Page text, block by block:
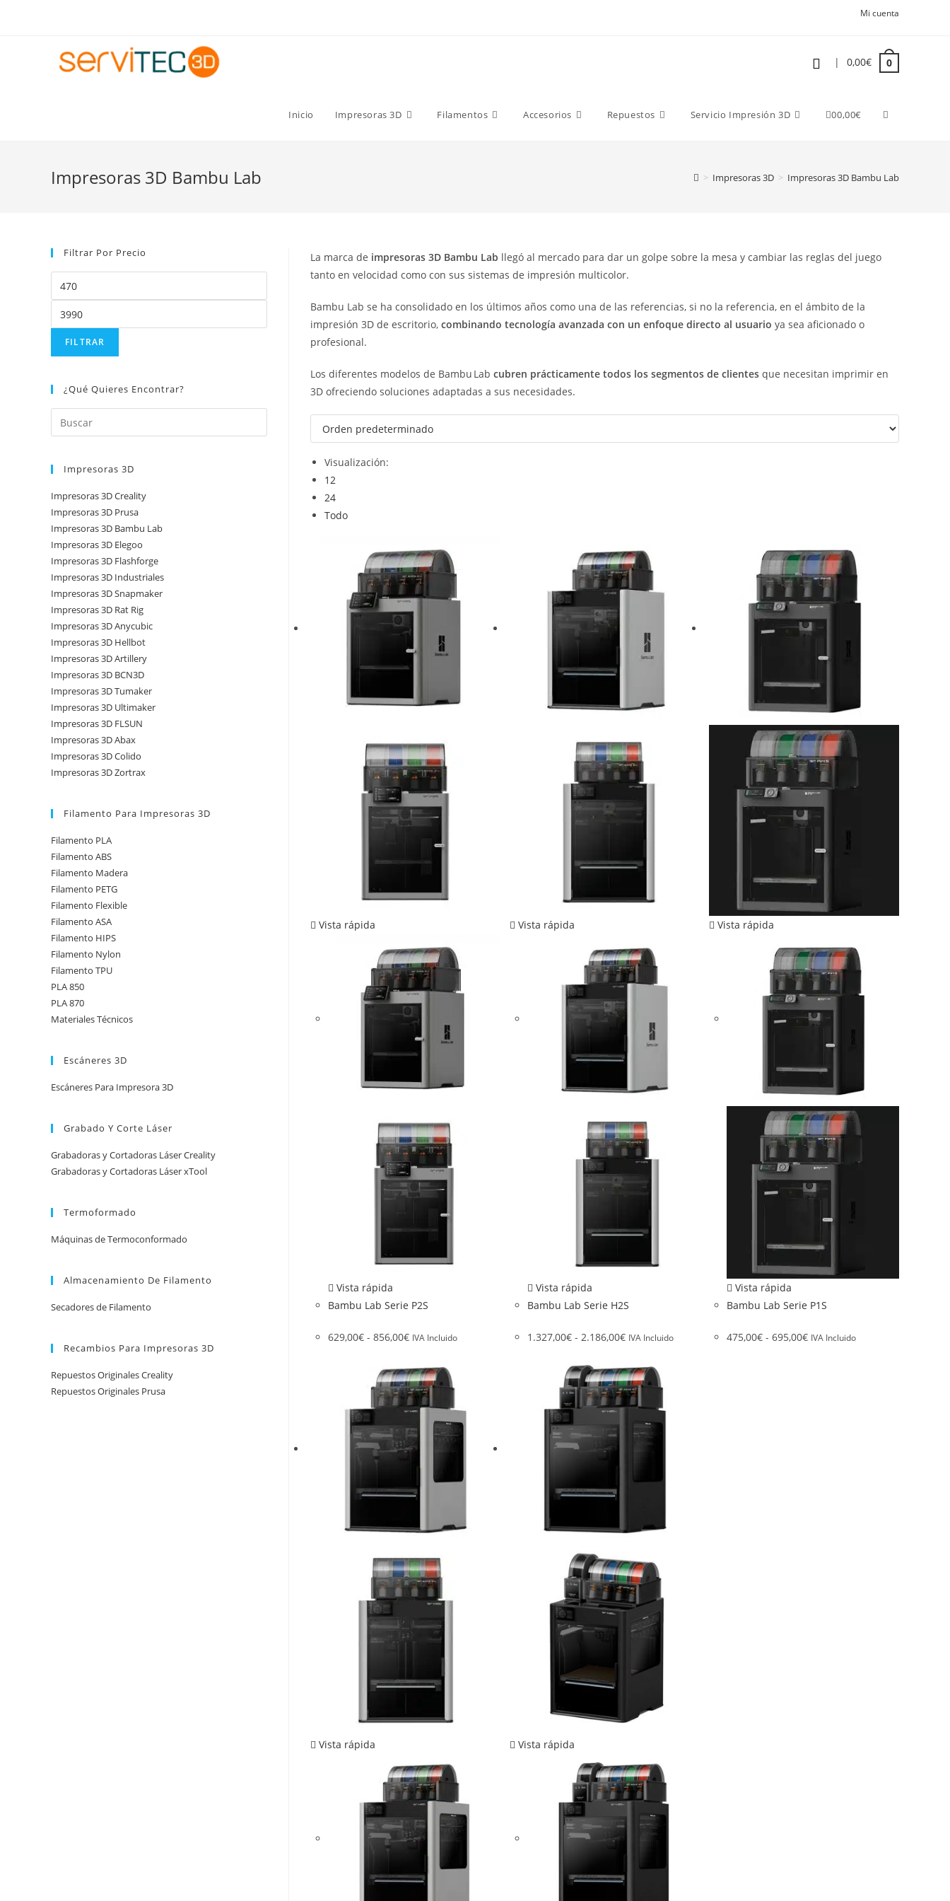
Mi cuenta
| 0,00€ 0
Inicio Impresoras 3D Filamentos Accesorios Repuestos Servicio Impresión 3D 00,00€
Impresoras 3D Bambu Lab > Impresoras 3D > Impresoras 3D Bambu Lab
La marca de impresoras 3D Bambu Lab llegó al mercado para dar un golpe sobre la mesa y cambiar las reglas del juego
tanto en velocidad como con sus sistemas de impresión multicolor.
Bambu Lab se ha consolidado en los últimos años como una de las referencias, si no la referencia, en el ámbito de la
impresión 3D de escritorio, combinando tecnología avanzada con un enfoque directo al usuario ya sea aficionado o
profesional.
Los diferentes modelos de Bambu Lab cubren prácticamente todos los segmentos de clientes que necesitan imprimir en
3D ofreciendo soluciones adaptadas a sus necesidades.
Visualización:
12
24
Todo
Vista rápida
Vista rápida
Bambu Lab Serie P2S
629,00€ - 856,00€ IVA Incluido
Vista rápida
Vista rápida
Bambu Lab Serie H2S
1.327,00€ - 2.186,00€ IVA Incluido
Vista rápida
Vista rápida
Bambu Lab Serie P1S
475,00€ - 695,00€ IVA Incluido
Vista rápida Vista rápida
Filtrar Por Precio
FILTRAR
¿Qué Quieres Encontrar?
Impresoras 3D
Impresoras 3D Creality
Impresoras 3D Prusa
Impresoras 3D Bambu Lab
Impresoras 3D Elegoo
Impresoras 3D Flashforge
Impresoras 3D Industriales
Impresoras 3D Snapmaker
Impresoras 3D Rat Rig
Impresoras 3D Anycubic
Impresoras 3D Hellbot
Impresoras 3D Artillery
Impresoras 3D BCN3D
Impresoras 3D Tumaker
Impresoras 3D Ultimaker
Impresoras 3D FLSUN
Impresoras 3D Abax
Impresoras 3D Colido
Impresoras 3D Zortrax
Filamento Para Impresoras 3D
Filamento PLA
Filamento ABS
Filamento Madera
Filamento PETG
Filamento Flexible
Filamento ASA
Filamento HIPS
Filamento Nylon
Filamento TPU
PLA 850
PLA 870
Materiales Técnicos
Escáneres 3D
Escáneres Para Impresora 3D
Grabado Y Corte Láser
Grabadoras y Cortadoras Láser Creality
Grabadoras y Cortadoras Láser xTool
Termoformado
Máquinas de Termoconformado
Almacenamiento De Filamento
Secadores de Filamento
Recambios Para Impresoras 3D
Repuestos Originales Creality
Repuestos Originales Prusa